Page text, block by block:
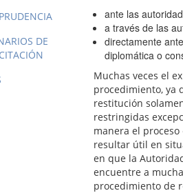
DE
ante las
a través de las
directamente
diplomática o
Muchas veces el
procedimiento, ya
restitución
restringidas
manera el
resultar útil en
en que la
encuentre a
procedimiento de